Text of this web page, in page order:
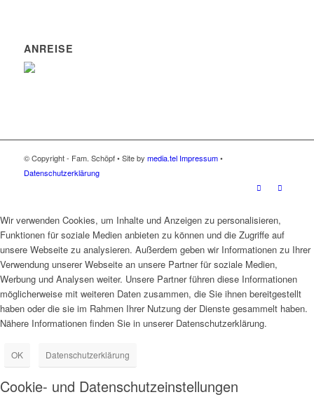
ANREISE
© Copyright - Fam. Schöpf • Site by media.tel Impressum•
Datenschutzerklärung
Wir verwenden Cookies, um Inhalte und Anzeigen zu personalisieren,
Funktionen für soziale Medien anbieten zu können und die Zugriffe auf
unsere Webseite zu analysieren. Außerdem geben wir Informationen zu Ihrer
Verwendung unserer Webseite an unsere Partner für soziale Medien,
Werbung und Analysen weiter. Unsere Partner führen diese Informationen
möglicherweise mit weiteren Daten zusammen, die Sie ihnen bereitgestellt
haben oder die sie im Rahmen Ihrer Nutzung der Dienste gesammelt haben.
Nähere Informationen finden Sie in unserer Datenschutzerklärung.
OK Datenschutzerklärung
Cookie- und Datenschutzeinstellungen